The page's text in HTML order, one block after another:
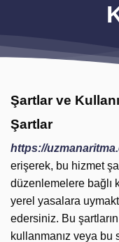
Şartlar ve
Şartlar
https://
erişerek, bu hizmet
düzenlemelere bağlı
yerel yasalara
edersiniz. Bu
kullanmanız veya bu